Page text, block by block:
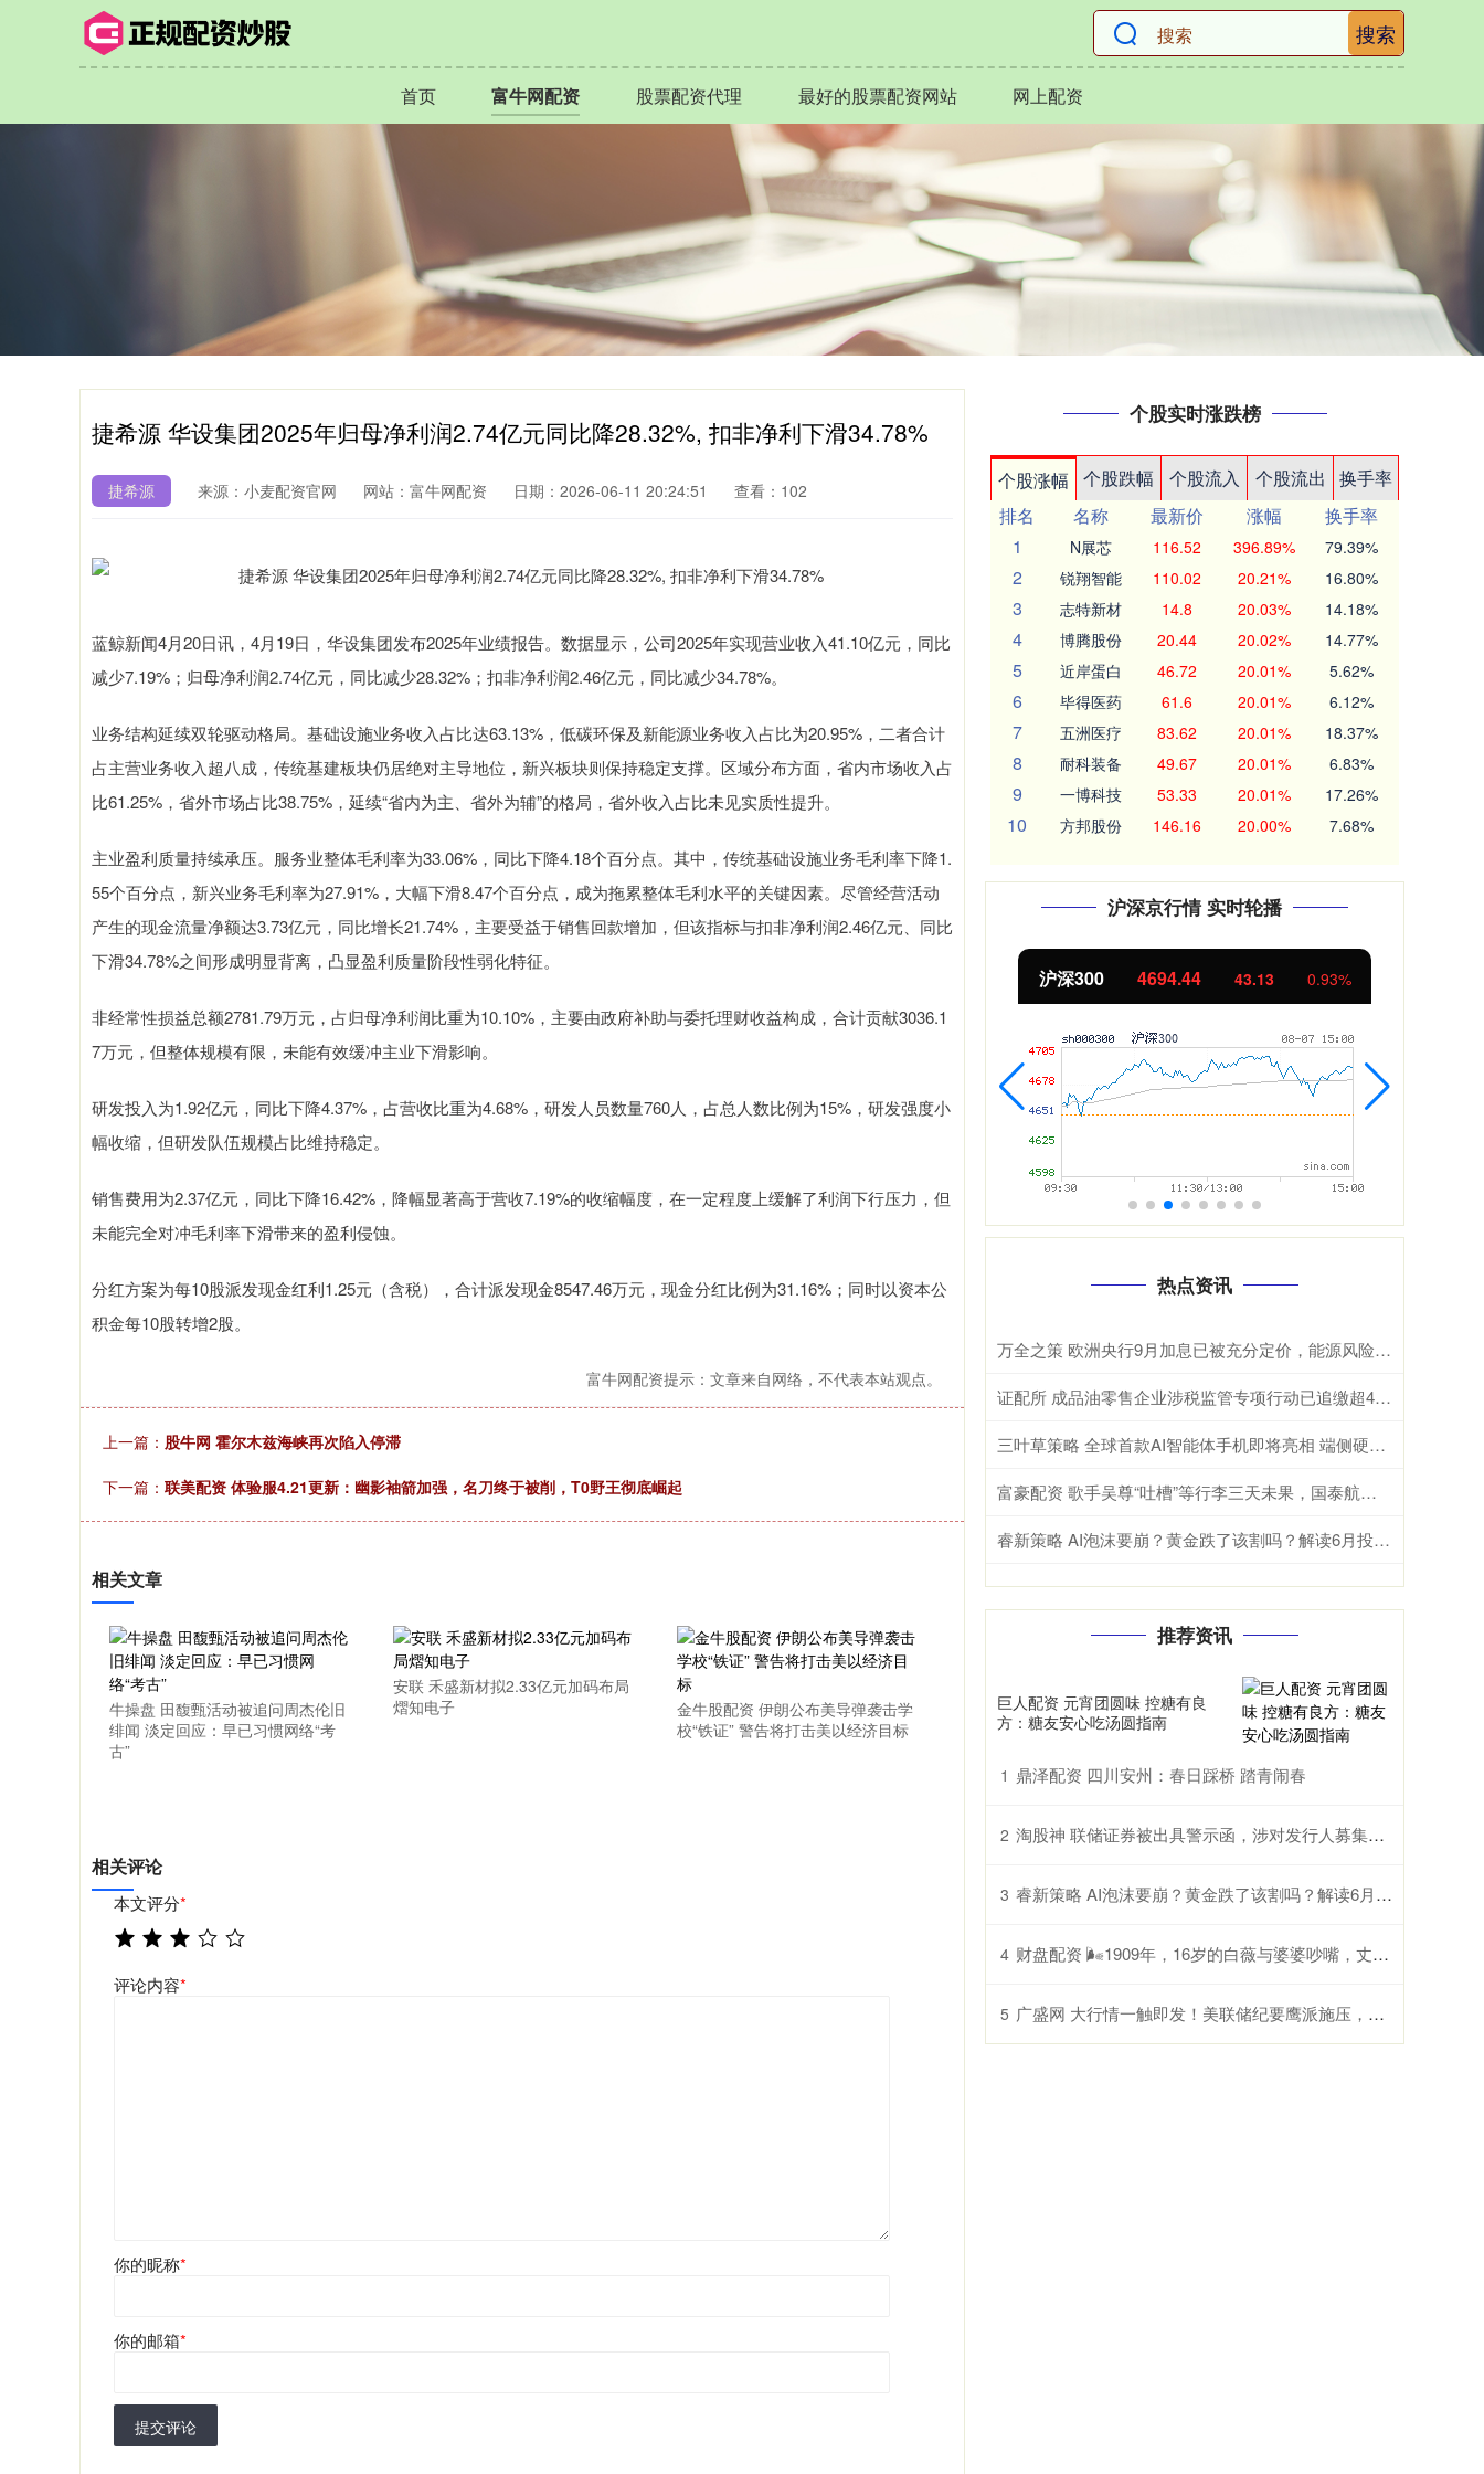
搜索
首页 富牛网配资 股票配资代理 最好的股票配资网站 网上配资
捷希源 华设集团2025年归母净利润2.74亿元同比降28.32%, 扣非净利下滑34.78%
捷希源 来源：小麦配资官网 网站：富牛网配资 日期：2026-06-11 20:24:51 查看：102
蓝鲸新闻4月20日讯，4月19日，华设集团发布2025年业绩报告。数据显示，公司2025年实现营业收入41.10亿元，同比
减少7.19%；归母净利润2.74亿元，同比减少28.32%；扣非净利润2.46亿元，同比减少34.78%。
业务结构延续双轮驱动格局。基础设施业务收入占比达63.13%，低碳环保及新能源业务收入占比为20.95%，二者合计
占主营业务收入超八成，传统基建板块仍居绝对主导地位，新兴板块则保持稳定支撑。区域分布方面，省内市场收入占
比61.25%，省外市场占比38.75%，延续“省内为主、省外为辅”的格局，省外收入占比未见实质性提升。
主业盈利质量持续承压。服务业整体毛利率为33.06%，同比下降4.18个百分点。其中，传统基础设施业务毛利率下降1.
55个百分点，新兴业务毛利率为27.91%，大幅下滑8.47个百分点，成为拖累整体毛利水平的关键因素。尽管经营活动
产生的现金流量净额达3.73亿元，同比增长21.74%，主要受益于销售回款增加，但该指标与扣非净利润2.46亿元、同比
下滑34.78%之间形成明显背离，凸显盈利质量阶段性弱化特征。
非经常性损益总额2781.79万元，占归母净利润比重为10.10%，主要由政府补助与委托理财收益构成，合计贡献3036.1
7万元，但整体规模有限，未能有效缓冲主业下滑影响。
研发投入为1.92亿元，同比下降4.37%，占营收比重为4.68%，研发人员数量760人，占总人数比例为15%，研发强度小
幅收缩，但研发队伍规模占比维持稳定。
销售费用为2.37亿元，同比下降16.42%，降幅显著高于营收7.19%的收缩幅度，在一定程度上缓解了利润下行压力，但
未能完全对冲毛利率下滑带来的盈利侵蚀。
分红方案为每10股派发现金红利1.25元（含税），合计派发现金8547.46万元，现金分红比例为31.16%；同时以资本公
积金每10股转增2股。
富牛网配资提示：文章来自网络，不代表本站观点。
上一篇： 股牛网 霍尔木兹海峡再次陷入停滞
下一篇： 联美配资 体验服4.21更新：幽影袖箭加强，名刀终于被削，T0野王彻底崛起
相关文章
牛操盘 田馥甄活动被追问周杰伦旧
绯闻 淡定回应：早已习惯网络“考
古”
安联 禾盛新材拟2.33亿元加码布局
熠知电子
金牛股配资 伊朗公布美导弹袭击学
校“铁证” 警告将打击美以经济目标
相关评论
本文评分*
评论内容*
你的昵称*
你的邮箱*
提交评论
个股实时涨跌榜
个股涨幅 个股跌幅 个股流入 个股流出
换手率
排名
名称 最新价 涨幅
换手率
1
N展芯 116.52 396.89% 79.39%
2 锐翔智能 110.02 20.21% 16.80%
3 志特新材 14.8 20.03% 14.18%
4 博腾股份 20.44 20.02% 14.77%
5 近岸蛋白 46.72 20.01% 5.62%
6 毕得医药 61.6 20.01% 6.12%
7 五洲医疗 83.62 20.01% 18.37%
8 耐科装备 49.67 20.01% 6.83%
9 一博科技 53.33 20.01% 17.26%
10 方邦股份 146.16 20.00% 7.68%
沪深京行情 实时轮播
上证指数 3940.04 沪深300 4694.44 43.13 0.93%
热点资讯
万全之策 欧洲央行9月加息已被充分定价，能源风险正在成为欧元的“隐形杀手”
证配所 成品油零售企业涉税监管专项行动已追缴超48亿元
三叶草策略 全球首款AI智能体手机即将亮相 端侧硬件升级周期有望开启(附股）
富豪配资 歌手吴尊“吐槽”等行李三天未果，国泰航空致歉：已追踪到行李将尽快送交
睿新策略 AI泡沫要崩？黄金跌了该割吗？解读6月投资疑惑
推荐资讯
巨人配资 元宵团圆味 控糖有良
方：糖友安心吃汤圆指南
1 鼎泽配资 四川安州：春日踩桥 踏青闹春
2 淘股神 联储证券被出具警示函，涉对发行人募集资金使用监督不到位等
3 睿新策略 AI泡沫要崩？黄金跌了该割吗？解读6月投资疑惑
4 财盘配资 🌬1909年，16岁的白薇与婆婆吵嘴，丈夫居然抡起凳子砸在她背上，
5 广盛网 大行情一触即发！美联储纪要鹰派施压，金价高位回调待 PCE 指引......